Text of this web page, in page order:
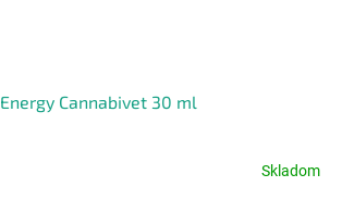
Energy Cannabivet 30 ml
Skladom